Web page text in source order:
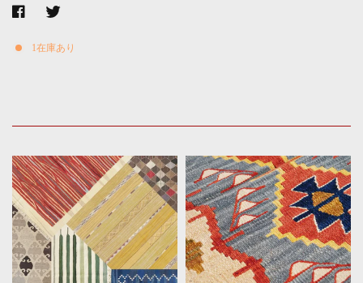
1在庫あり